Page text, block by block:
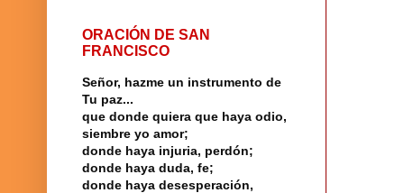
ORACIÓN DE SAN
FRANCISCO
Señor, hazme un instrumento de
Tu paz...
que donde quiera que haya odio,
siembre yo amor;
donde haya injuria, perdón;
donde haya duda, fe;
donde haya desesperación,